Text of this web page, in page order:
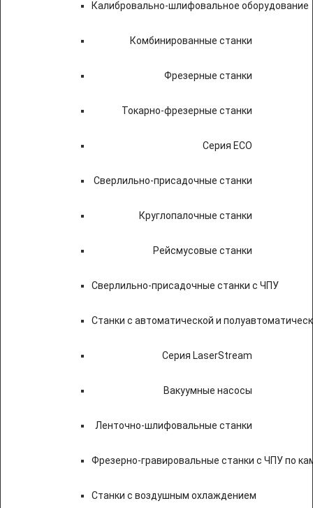
Калибровально-шлифовальное оборудование
Комбинированные станки
Фрезерные станки
Токарно-фрезерные станки
Серия ECO
Сверлильно-присадочные станки
Круглопалочные станки
Рейсмусовые станки
Сверлильно-присадочные станки с ЧПУ
Станки с автоматической и
Серия LaserStream
Вакуумные насосы
Ленточно-шлифовальные станки
Фрезерно-гравировальные станки с ЧПУ по
Станки с воздушным охлаждением